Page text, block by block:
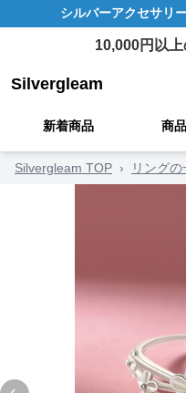
シルバーアクセサリ
10,000円以
Silvergleam
新着商品 商
Silvergleam TOP › リングの